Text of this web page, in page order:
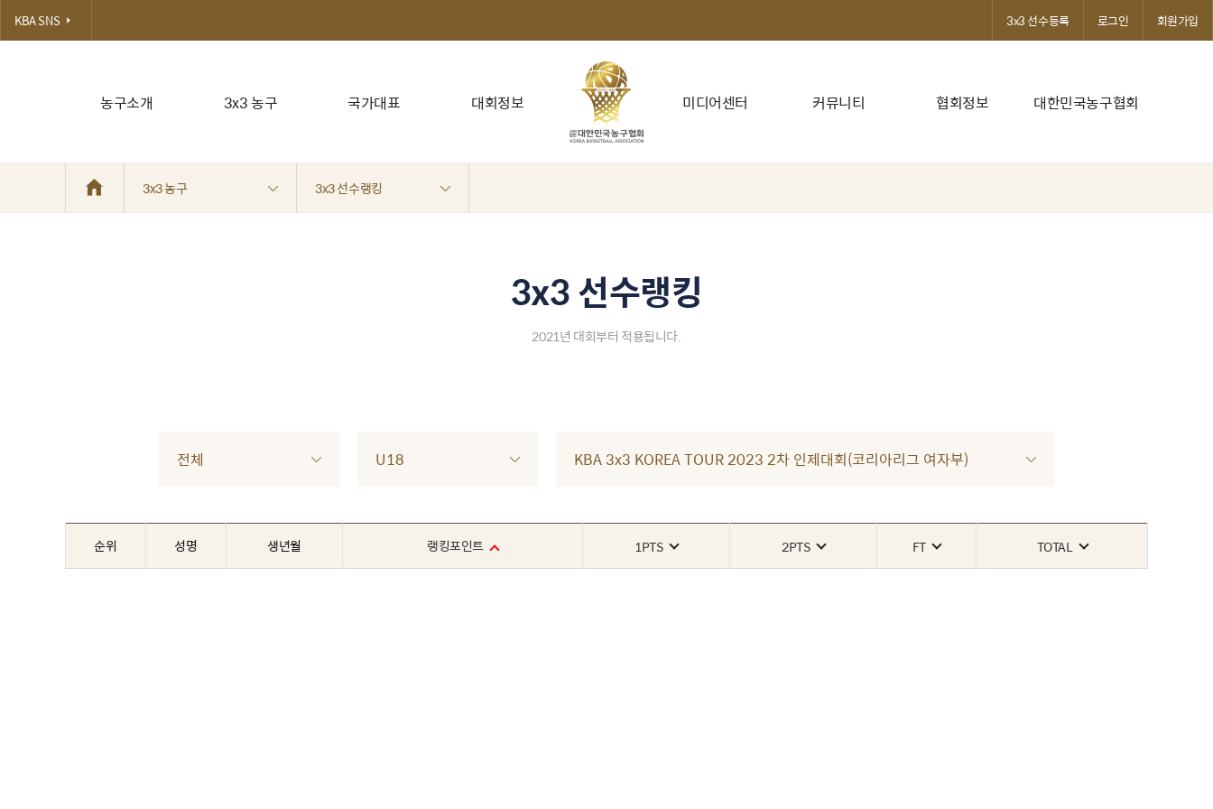
농구소개 3x3 농구 국가대표 대회정보 미디어센터 커뮤니티 협회정보 대한민국농구협회
KBA SNS 3x3 선수등록 로그인 회원가입
3x3 농구 3x3 선수랭킹
3x3 선수랭킹
2021년 대회부터 적용됩니다.
전체 U18 KBA 3x3 KOREA TOUR 2023 2차 인제대회(코리아리그 여자부)
순위 성명 생년월 랭킹포인트 1PTS 2PTS FT TOTAL